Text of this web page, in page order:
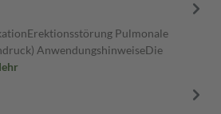
Pulmonale
AnwendungshinweiseDie